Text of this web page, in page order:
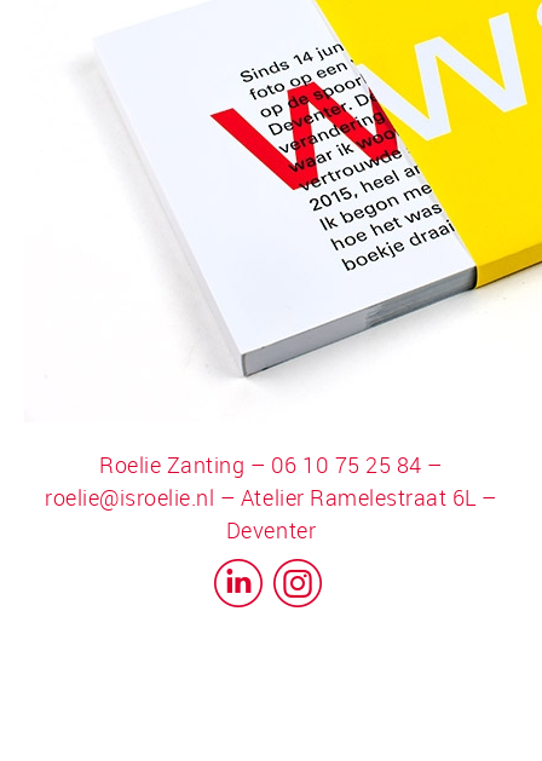
Roelie Zanting – 06 10 75 25 84 –
roelie@isroelie.nl – Atelier Ramelestraat 6L –
Deventer